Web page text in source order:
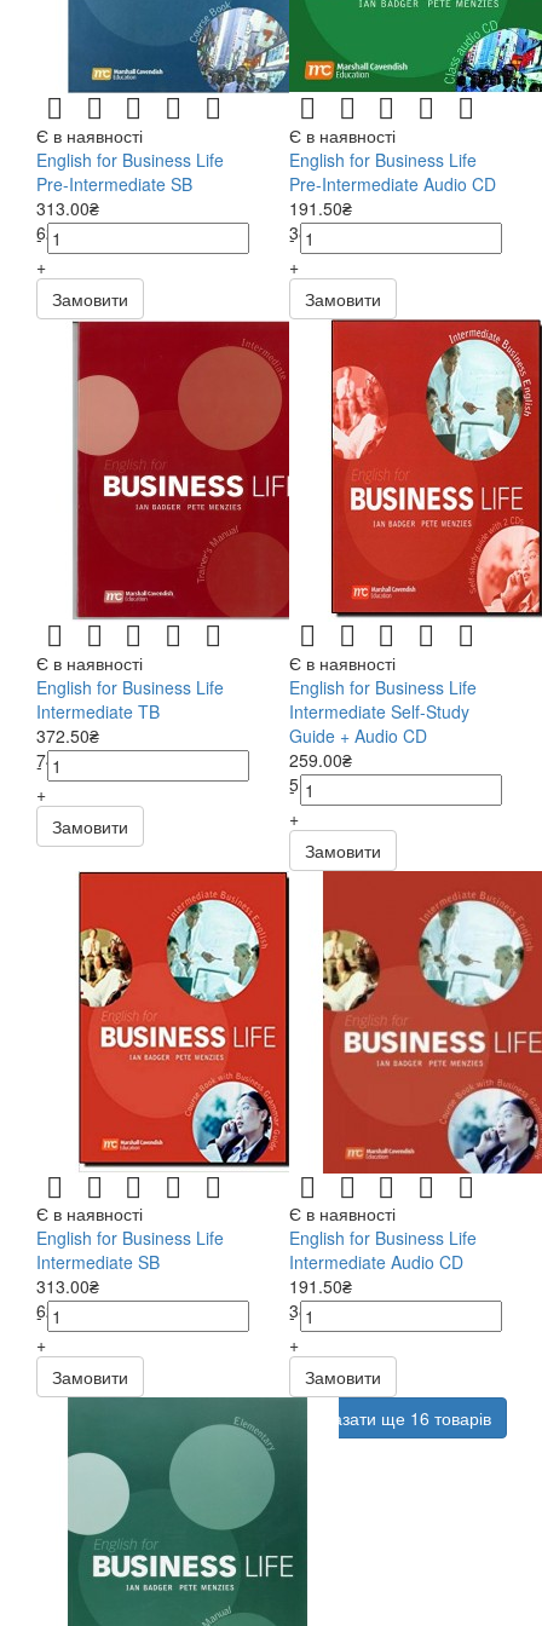
Є в наявності
English for Business Life
Pre-Intermediate SB
313.00₴
626.00₴
-
+
Замовити
Є в наявності
English for Business Life
Pre-Intermediate Audio CD
191.50₴
383.00₴
-
+
Замовити
Є в наявності
English for Business Life
Intermediate TB
372.50₴
745.00₴
-
+
Замовити
Є в наявності
English for Business Life
Intermediate Self-Study
Guide + Audio CD
259.00₴
518.00₴
-
+
Замовити
Є в наявності
English for Business Life
Intermediate SB
313.00₴
626.00₴
-
+
Замовити
Є в наявності
English for Business Life
Intermediate Audio CD
191.50₴
383.00₴
-
+
Замовити
Показати ще 16 товарів